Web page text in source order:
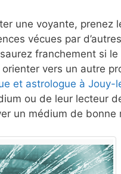
une voyante, prenez
vécues par
franchement si
vers un autre
et astrologue à Jouy-
ou de leur lecteur
un médium de